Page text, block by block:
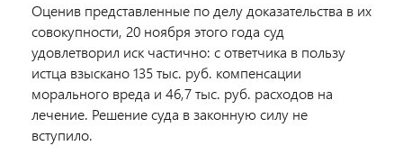
Оценив представленные по делу доказательства в их
совокупности, 20 ноября этого года суд
удовлетворил иск частично: с ответчика в пользу
истца взыскано 135 тыс. руб. компенсации
морального вреда и 46,7 тыс. руб. расходов на
лечение. Решение суда в законную силу не
вступило.